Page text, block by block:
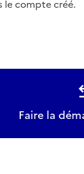
le compte créé.
Faire la